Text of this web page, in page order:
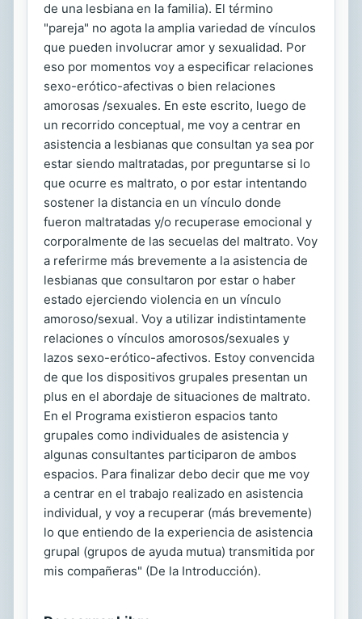
de una lesbiana en la familia). El término
"pareja" no agota la amplia variedad de vínculos
que pueden involucrar amor y sexualidad. Por
eso por momentos voy a especificar relaciones
sexo-erótico-afectivas o bien relaciones
amorosas /sexuales. En este escrito, luego de
un recorrido conceptual, me voy a centrar en
asistencia a lesbianas que consultan ya sea por
estar siendo maltratadas, por preguntarse si lo
que ocurre es maltrato, o por estar intentando
sostener la distancia en un vínculo donde
fueron maltratadas y/o recuperase emocional y
corporalmente de las secuelas del maltrato. Voy
a referirme más brevemente a la asistencia de
lesbianas que consultaron por estar o haber
estado ejerciendo violencia en un vínculo
amoroso/sexual. Voy a utilizar indistintamente
relaciones o vínculos amorosos/sexuales y
lazos sexo-erótico-afectivos. Estoy convencida
de que los dispositivos grupales presentan un
plus en el abordaje de situaciones de maltrato.
En el Programa existieron espacios tanto
grupales como individuales de asistencia y
algunas consultantes participaron de ambos
espacios. Para finalizar debo decir que me voy
a centrar en el trabajo realizado en asistencia
individual, y voy a recuperar (más brevemente)
lo que entiendo de la experiencia de asistencia
grupal (grupos de ayuda mutua) transmitida por
mis compañeras" (De la Introducción).